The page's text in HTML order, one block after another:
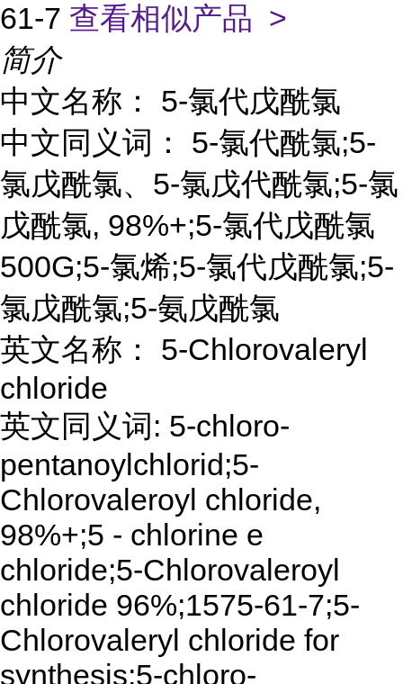
61-7 查看相似产品 >
简介
中文名称： 5-氯代戊酰氯
中文同义词： 5-氯代酰氯;5-
氯戊酰氯、5-氯戊代酰氯;5-氯
戊酰氯, 98%+;5-氯代戊酰氯
500G;5-氯烯;5-氯代戊酰氯;5-
氯戊酰氯;5-氨戊酰氯
英文名称： 5-Chlorovaleryl
chloride
英文同义词: 5-chloro-
pentanoylchlorid;5-
Chlorovaleroyl chloride,
98%+;5 - chlorine e
chloride;5-Chlorovaleroyl
chloride 96%;1575-61-7;5-
Chlorovaleryl chloride for
synthesis;5-chloro-